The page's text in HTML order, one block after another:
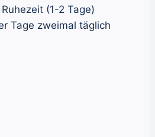
(1-2 Tage)
Tage zweimal täglich